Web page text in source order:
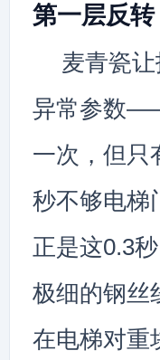
第一层反
麦青瓷
异常参数
一次，但只
秒不够电梯
正是这0.3
极细的钢丝
在电梯对重